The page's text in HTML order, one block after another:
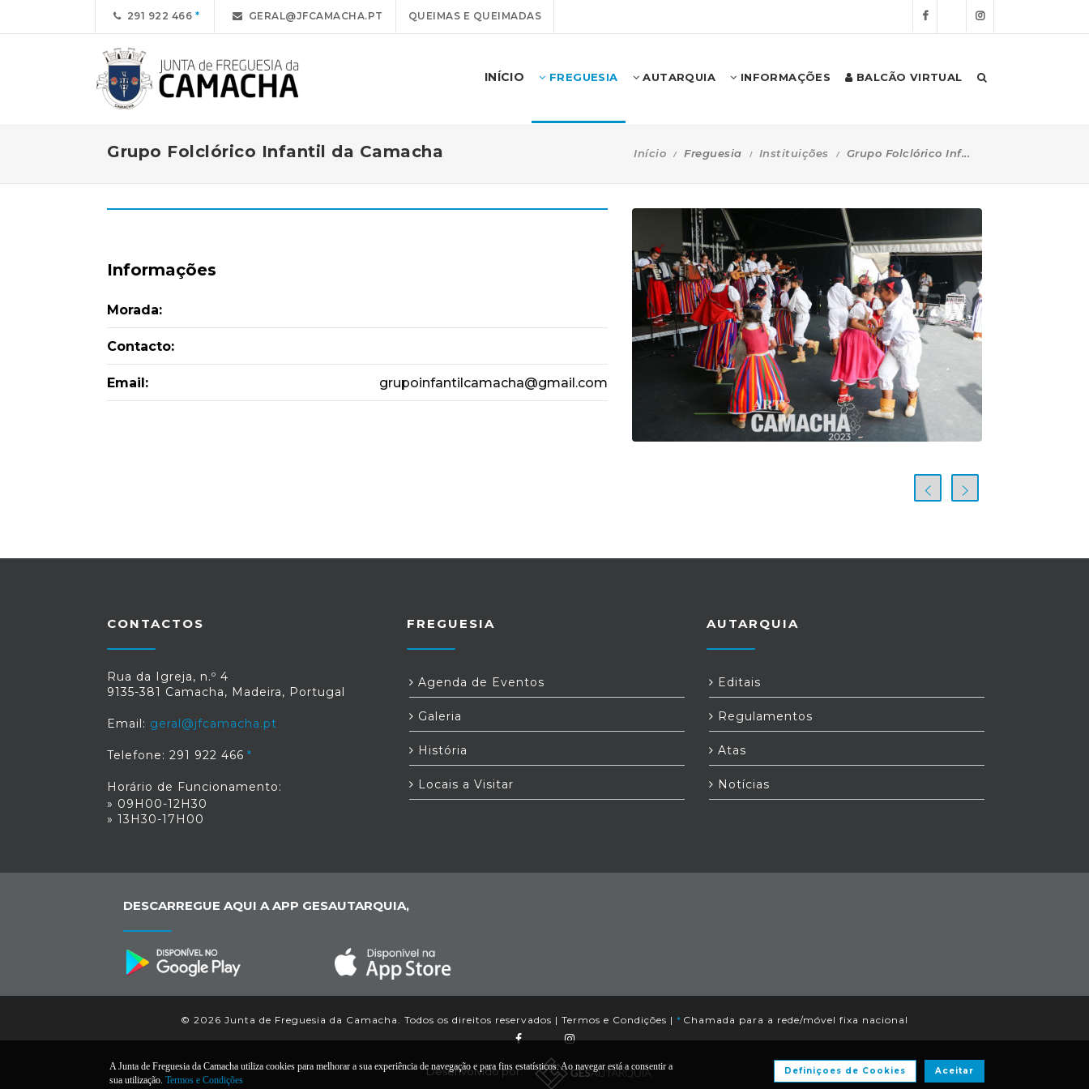
291 922 466 GERAL@JFCAMACHA.PT QUEIMAS E QUEIMADAS
INÍCIO FREGUESIA AUTARQUIA INFORMAÇÕES BALCÃO VIRTUAL
Grupo Folclórico Infantil da Camacha Início Freguesia Instituições Grupo Folclórico Inf...
Informações
Morada:
Contacto:
Email: grupoinfantilcamacha@gmail.com
CONTACTOS
Rua da Igreja, n.º 4
9135-381 Camacha, Madeira, Portugal
Email: geral@jfcamacha.pt
Telefone: 291 922 466
Horário de Funcionamento:
» 09H00-12H30
» 13H30-17H00
FREGUESIA
Agenda de Eventos
Galeria
História
Locais a Visitar
AUTARQUIA
Editais
Regulamentos
Atas
Notícias
DESCARREGUE AQUI A APP GESAUTARQUIA,
© 2026 Junta de Freguesia da Camacha. Todos os direitos reservados | Termos e Condições | * Chamada para a rede/móvel fixa nacional
Desenvolvido por:
A Junta de Freguesia da Camacha utiliza cookies para melhorar a sua experiência de navegação e para fins estatísticos. Ao navegar está a consentir a
sua utilização. Termos e Condições
Aceitar
Definiçoes de Cookies